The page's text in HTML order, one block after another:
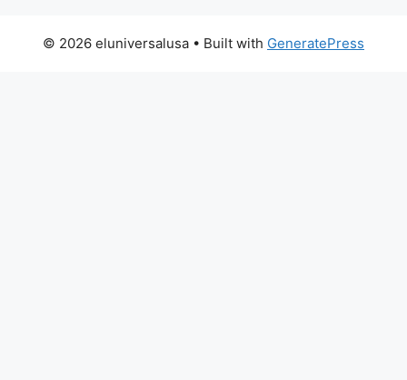
© 2026 eluniversalusa • Built with GeneratePress